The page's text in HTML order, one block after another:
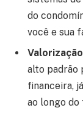
do
você e sua
alto padrão
financeira,
ao longo do